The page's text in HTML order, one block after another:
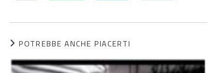
POTREBBE ANCHE PIACERTI